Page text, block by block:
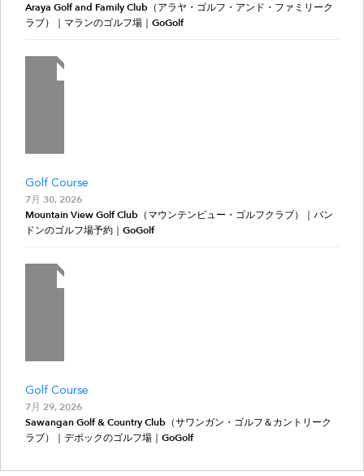
Araya Golf and Family Club（アラヤ・ゴルフ・アンド・ファミリーク
ラブ）｜マランのゴルフ場｜GoGolf
Golf Course
7月 30, 2026
Mountain View Golf Club（マウンテンビュー・ゴルフクラブ）｜バン
ドンのゴルフ場予約｜GoGolf
Golf Course
7月 29, 2026
Sawangan Golf & Country Club（サワンガン・ゴルフ＆カントリーク
ラブ）｜デポックのゴルフ場｜GoGolf